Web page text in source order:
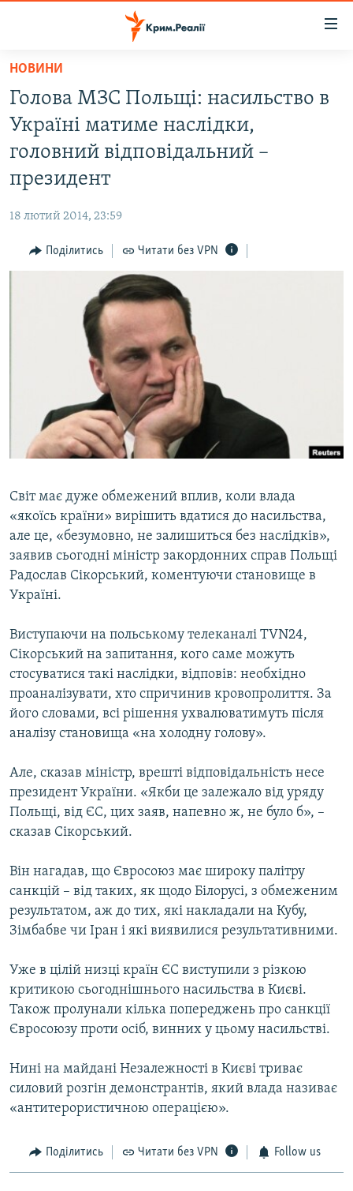
Перейти
основного
матеріалу
Перейти
до
основної
Перейти
пошуку
ВІДЕО ТА ФОТО
ІНТЕРВ'Ю
СПЕЦПРОЕКТИ
ВІДЕОУРОКИ «ELIFBE»
СВІДЧЕННЯ ОКУПАЦІЇ
УКРАЇНСЬКА ПРОБЛЕМА КРИМУ
ІНФОГРАФІКА
ЯК ОБІЙТИ БЛОКУВАННЯ
Qırımtatar
ДОЛУЧАЙСЯ!
Усі сайти RFE/RL
НОВИНИ
Голова МЗС Польщі: насильство в
Україні матиме наслідки,
головний відповідальний –
президент
18 лютий 2014, 23:59
Поділитись Читати без VPN
Світ має дуже обмежений вплив, коли влада
«якоїсь країни» вирішить вдатися до насильства,
але це, «безумовно, не залишиться без наслідків»,
заявив сьогодні міністр закордонних справ Польщі
Радослав Сікорський, коментуючи становище в
Україні.
Виступаючи на польському телеканалі TVN24,
Сікорський на запитання, кого саме можуть
стосуватися такі наслідки, відповів: необхідно
проаналізувати, хто спричинив кровопролиття. За
його словами, всі рішення ухвалюватимуть після
аналізу становища «на холодну голову».
Але, сказав міністр, врешті відповідальність несе
президент України. «Якби це залежало від уряду
Польщі, від ЄС, цих заяв, напевно ж, не було б», –
сказав Сікорський.
Він нагадав, що Євросоюз має широку палітру
санкцій – від таких, як щодо Білорусі, з обмеженим
результатом, аж до тих, які накладали на Кубу,
Зімбабве чи Іран і які виявилися результативними.
Уже в цілій низці країн ЄС виступили з різкою
критикою сьогоднішнього насильства в Києві.
Також пролунали кілька попереджень про санкції
Євросоюзу проти осіб, винних у цьому насильстві.
Нині на майдані Незалежності в Києві триває
силовий розгін демонстрантів, який влада називає
«антитерористичною операцією».
Поділитись Читати без VPN Follow us